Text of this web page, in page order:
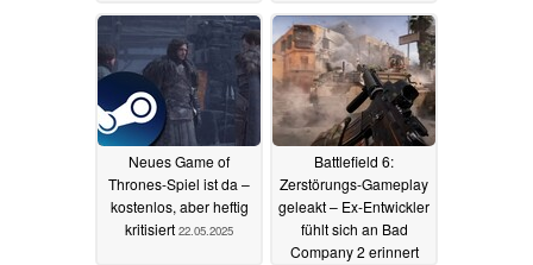
22.05.2025
Neues Game of
Thrones-Spiel ist da –
kostenlos, aber heftig
kritisiert 22.05.2025
Battlefield 6:
Zerstörungs-Gameplay
geleakt – Ex-Entwickler
fühlt sich an Bad
Company 2 erinnert